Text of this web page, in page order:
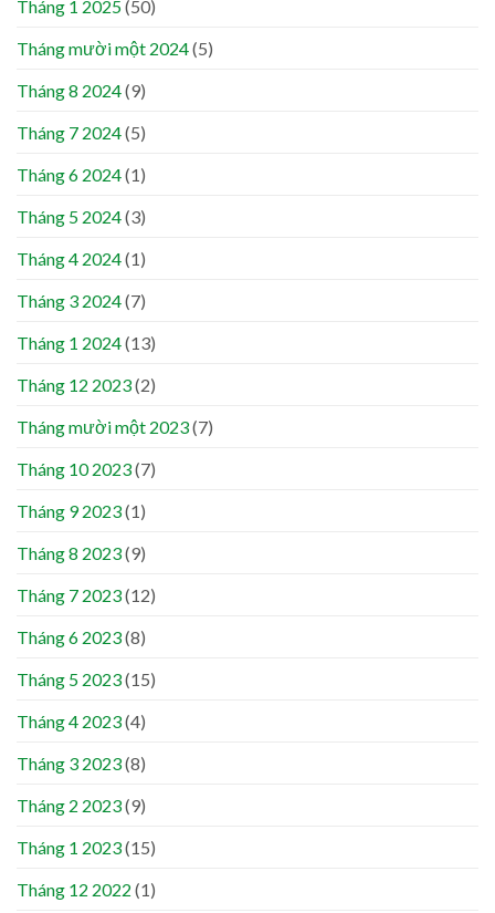
Tháng 1 2025(50)
Tháng mười một 2024(5)
Tháng 8 2024(9)
Tháng 7 2024(5)
Tháng 6 2024(1)
Tháng 5 2024(3)
Tháng 4 2024(1)
Tháng 3 2024(7)
Tháng 1 2024(13)
Tháng 12 2023(2)
Tháng mười một 2023(7)
Tháng 10 2023(7)
Tháng 9 2023(1)
Tháng 8 2023(9)
Tháng 7 2023(12)
Tháng 6 2023(8)
Tháng 5 2023(15)
Tháng 4 2023(4)
Tháng 3 2023(8)
Tháng 2 2023(9)
Tháng 1 2023(15)
Tháng 12 2022 (1)